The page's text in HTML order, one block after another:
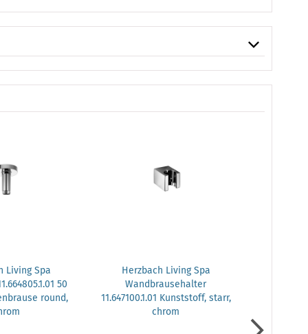
Living Spa
50
round,
Herzbach Living Spa
Wandbrausehalter
11.647100.1.01 Kunststoff, starr,
chrom